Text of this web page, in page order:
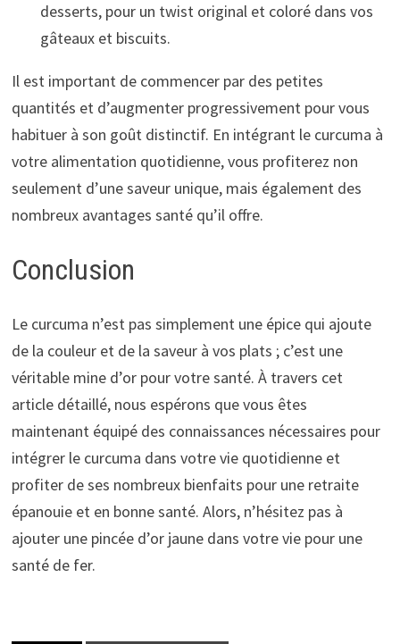
desserts, pour un twist original et coloré dans vos
gâteaux et biscuits.
Il est important de commencer par des petites
quantités et d’augmenter progressivement pour vous
habituer à son goût distinctif. En intégrant le curcuma à
votre alimentation quotidienne, vous profiterez non
seulement d’une saveur unique, mais également des
nombreux avantages santé qu’il offre.
Conclusion
Le curcuma n’est pas simplement une épice qui ajoute
de la couleur et de la saveur à vos plats ; c’est une
véritable mine d’or pour votre santé. À travers cet
article détaillé, nous espérons que vous êtes
maintenant équipé des connaissances nécessaires pour
intégrer le curcuma dans votre vie quotidienne et
profiter de ses nombreux bienfaits pour une retraite
épanouie et en bonne santé. Alors, n’hésitez pas à
ajouter une pincée d’or jaune dans votre vie pour une
santé de fer.